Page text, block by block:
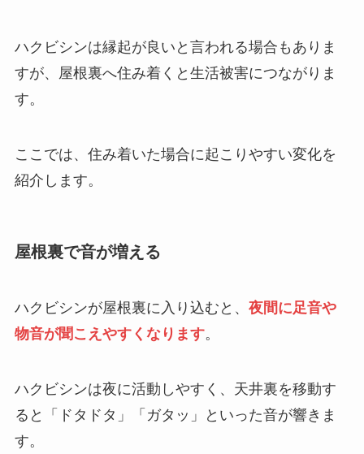
ハクビシンは縁起が良いと言われる場合もありま
すが、屋根裏へ住み着くと生活被害につながりま
す。
ここでは、住み着いた場合に起こりやすい変化を
紹介します。
屋根裏で音が増える
ハクビシンが屋根裏に入り込むと、 夜間に足音や
物音が聞こえやすくなります。
ハクビシンは夜に活動しやすく、天井裏を移動す
ると「ドタドタ」「ガタッ」といった音が響きま
す。